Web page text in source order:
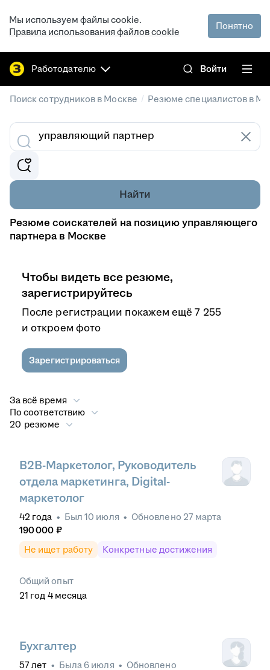
Мы используем файлы cookie.
Правила использования файлов cookie
Понятно
Работодателю Войти
Поиск сотрудников в Москве / Резюме специалистов в
Найти
Резюме соискателей на позицию управляющего
партнера в Москве
Чтобы видеть все резюме,
зарегистрируйтесь
После регистрации покажем ещё 7 255
и откроем фото
Зарегистрироваться
За всё время
По соответствию
20 резюме
B2B-Маркетолог, Руководитель
отдела маркетинга, Digital-
маркетолог
42 года • Был 10 июля • Обновлено 27 марта
190 000 ₽
Не ищет работу
Конкретные достижения
Общий опыт
21 год 4 месяца
Бухгалтер
57лет • Была6 июля • Обновлено